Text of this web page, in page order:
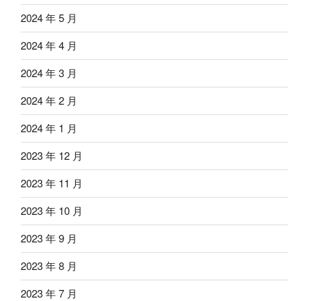
2024 年 5 月
2024 年 4 月
2024 年 3 月
2024 年 2 月
2024 年 1 月
2023 年 12 月
2023 年 11 月
2023 年 10 月
2023 年 9 月
2023 年 8 月
2023 年 7 月